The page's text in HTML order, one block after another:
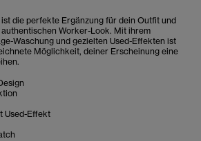
die perfekte Ergänzung für dein Outfit und
Worker-Look. Mit ihrem
Waschung und gezielten Used-Effekten ist
Möglichkeit, deiner Erscheinung eine
Used-Effekt